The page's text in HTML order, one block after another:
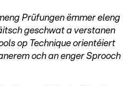
Prüfungen ëmmer eleng
geschwat a verstanen
op Technique orientéiert
och an enger Sprooch